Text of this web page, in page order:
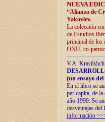
NUEVA
“Alianza de
Yakovlev.
La colección
de Estudios
principal de los
ONU, co-
V.A.
(un ensayo
En el libro se
per capita, de
año 1990. Se
desventajas
información